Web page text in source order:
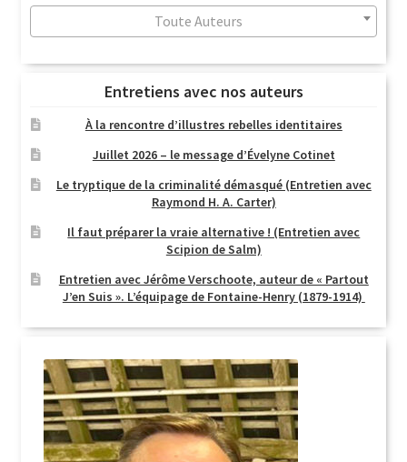
Toute Auteurs
Entretiens avec nos auteurs
À la rencontre d’illustres rebelles identitaires
Juillet 2026 – le message d’Évelyne Cotinet
Le tryptique de la criminalité démasqué (Entretien avec
Raymond H. A. Carter)
Il faut préparer la vraie alternative ! (Entretien avec
Scipion de Salm)
Entretien avec Jérôme Verschoote, auteur de « Partout
J’en Suis ». L’équipage de Fontaine-Henry (1879-1914)